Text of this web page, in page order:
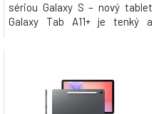
sériou Galaxy S – nový tablet
Galaxy Tab A11+ je tenký a
prémiový dojem, ktorý je pre
Galaxy typický. Dostupný je v
nadčasových farbách Gray a